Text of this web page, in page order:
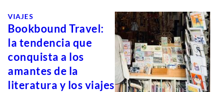
VIAJES
Bookbound Travel:
la tendencia que
conquista a los
amantes de la
literatura y los viajes